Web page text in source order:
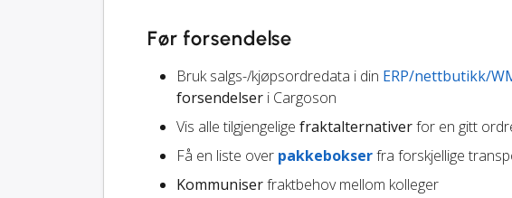
Før forsendelse
Bruk salgs-/kjøpsordredata i din ERP/nettbutikk/
forsendelser i Cargoson
Vis alle tilgjengelige fraktalternativerfor en gitt
Få en liste over pakkebokserfra forskjellige
Kommuniserfraktbehov mellom kolleger